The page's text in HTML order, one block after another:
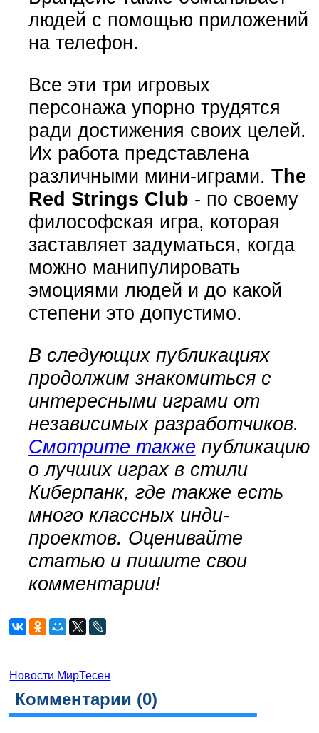
людей с помощью приложений
на телефон.
Все эти три игровых
персонажа упорно трудятся
ради достижения своих целей.
Их работа представлена
различными мини-играми. The
Red Strings Club - по своему
философская игра, которая
заставляет задуматься, когда
можно манипулировать
эмоциями людей и до какой
степени это допустимо.
В следующих публикациях
продолжим знакомиться с
интересными играми от
независимых разработчиков.
Смотрите также публикацию
о лучших играх в стили
Киберпанк, где также есть
много классных инди-
проектов. Оценивайте
статью и пишите свои
комментарии!
Новости МирТесен
Комментарии (0)